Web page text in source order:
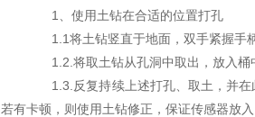
1、使用土钻在合适的位置打孔
1.1将土钻竖直于地面，双手紧握手柄
1.2.将取土钻从孔洞中取出，放入桶
1.3.反复持续上述打孔、取土，并在
若有卡顿，则使用土钻修正，保证传感器放